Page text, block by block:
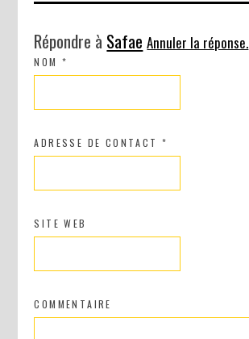
Répondre à Safae Annuler la réponse.
NOM*
ADRESSE DE CONTACT*
SITE WEB
COMMENTAIRE